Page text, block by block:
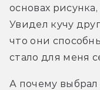
основах
Увидел кучу
что они
стало для меня
А почему